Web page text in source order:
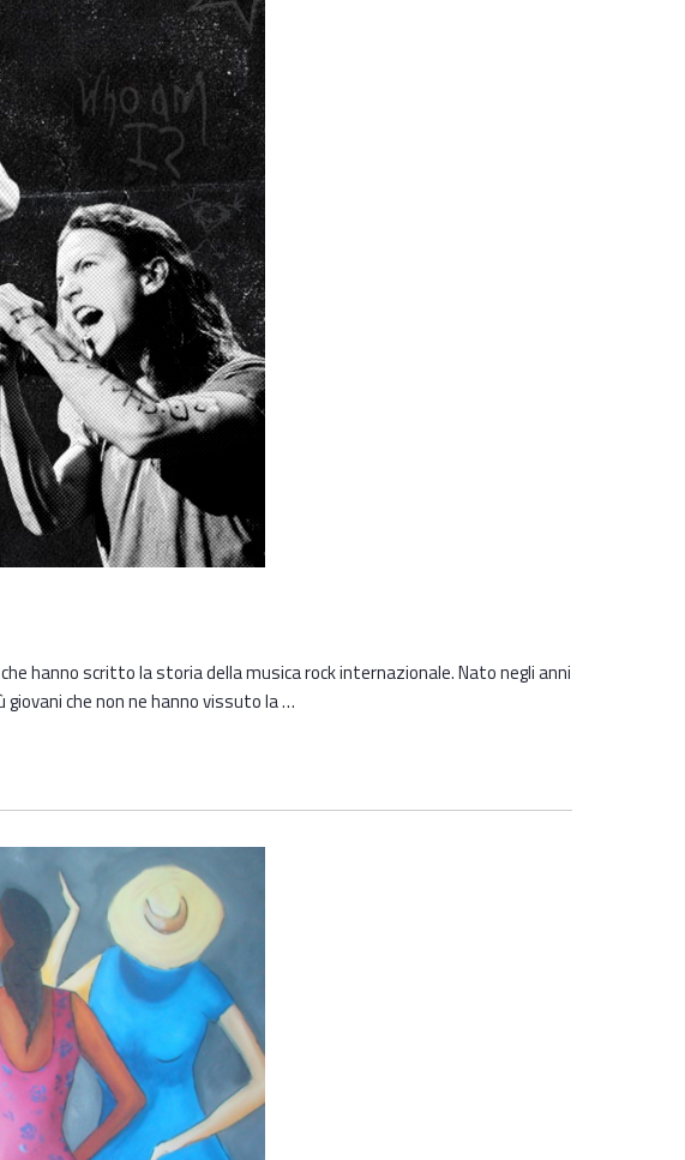
hanno scritto la storia della musica rock internazionale. Nato negli anni
che non ne hanno vissuto la …